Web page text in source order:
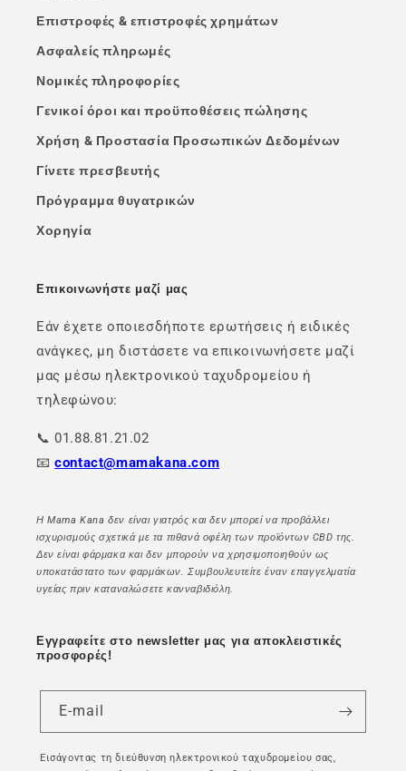
Επιστροφές & επιστροφές χρημάτων
Ασφαλείς πληρωμές
Νομικές πληροφορίες
Γενικοί όροι και προϋποθέσεις πώλησης
Χρήση & Προστασία Προσωπικών Δεδομένων
Γίνετε πρεσβευτής
Πρόγραμμα θυγατρικών
Χορηγία
Επικοινωνήστε μαζί μας
Εάν έχετε οποιεσδήποτε ερωτήσεις ή ειδικές
ανάγκες, μη διστάσετε να επικοινωνήσετε μαζί
μας μέσω ηλεκτρονικού ταχυδρομείου ή
τηλεφώνου:
📞 01.88.81.21.02
📧contact@mamakana.com
Η Mama Kana δεν είναι γιατρός και δεν μπορεί να προβάλλει
ισχυρισμούς σχετικά με τα πιθανά οφέλη των προϊόντων CBD της.
Δεν είναι φάρμακα και δεν μπορούν να χρησιμοποιηθούν ως
υποκατάστατο των φαρμάκων. Συμβουλευτείτε έναν επαγγελματία
υγείας πριν καταναλώσετε κανναβιδιόλη.
Εγγραφείτε στο newsletter μας για αποκλειστικές
προσφορές!
E-mail
Εισάγοντας τη διεύθυνση ηλεκτρονικού ταχυδρομείου σας,